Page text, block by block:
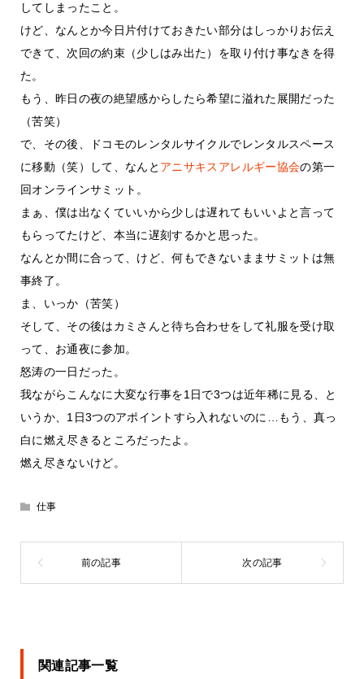
してしまったこと。
けど、なんとか今日片付けておきたい部分はしっかりお伝え
できて、次回の約束（少しはみ出た）を取り付け事なきを得
た。
もう、昨日の夜の絶望感からしたら希望に溢れた展開だった
（苦笑）
で、その後、ドコモのレンタルサイクルでレンタルスペース
に移動（笑）して、なんと アニサキスアレルギー協会の第一
回オンラインサミット。
まぁ、僕は出なくていいから少しは遅れてもいいよと言って
もらってたけど、本当に遅刻するかと思った。
なんとか間に合って、けど、何もできないままサミットは無
事終了。
ま、いっか（苦笑）
そして、その後はカミさんと待ち合わせをして礼服を受け取
って、お通夜に参加。
怒涛の一日だった。
我ながらこんなに大変な行事を1日で3つは近年稀に見る、と
いうか、1日3つのアポイントすら入れないのに…もう、真っ
白に燃え尽きるところだったよ。
燃え尽きないけど。
仕事
関連記事一覧